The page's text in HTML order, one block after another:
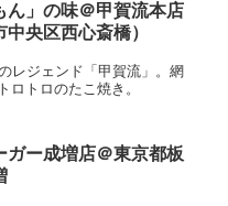
ん」の味＠甲賀流本店
中央区西心斎橋）
レジェンド「甲賀流」。網
ロトロのたこ焼き。
ガー成増店＠東京都板